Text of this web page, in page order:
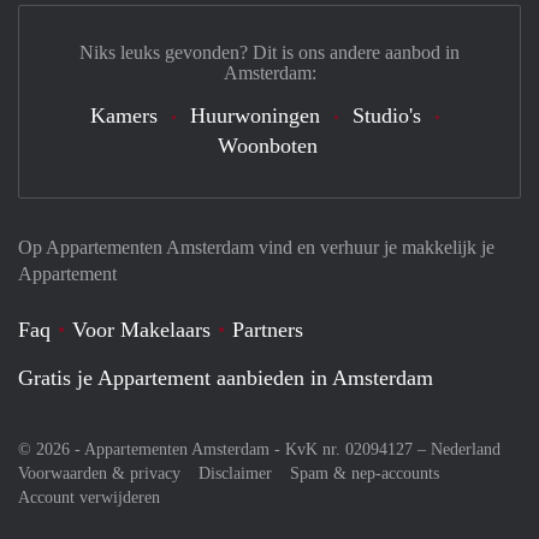
Op Appartementen Amsterdam vind en verhuur je makkelijk je
Appartement
Faq Voor Makelaars
Partners
Gratis je Appartement aanbieden in Amsterdam
© 2026 - Appartementen Amsterdam - KvK nr. 02094127 – Nederland
Voorwaarden & privacy
Disclaimer
Spam & nep-accounts
Account verwijderen
Niks leuks gevonden? Dit is ons andere aanbod in
Amsterdam:
Kamers Huurwoningen
Studio's
Woonboten